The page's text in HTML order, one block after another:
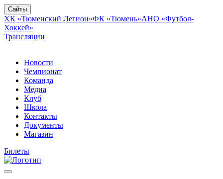
Сайты
ХК «Тюменский Легион»ФК «Тюмень»АНО «Футбол-
Хоккей»
Трансляции
Новости
Чемпионат
Команда
Медиа
Клуб
Школа
Контакты
Документы
Магазин
Билеты